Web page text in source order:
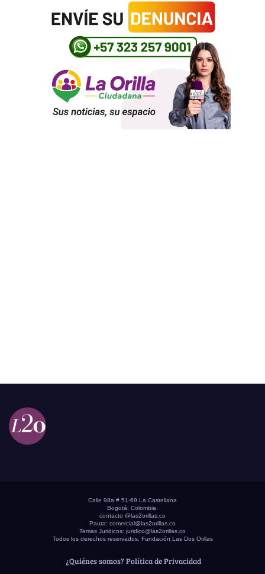
Calle 98a # 51-69 La Castellana
Bogotá, Colombia.
contacto @las2orillas.co
Pauta: comercial@las2orillas.co
Temas Juridicos: juridico@las2orillas.co
Todos los derechos reservados. Fundación Las Dos Orillas
¿Quiénes somos? Política de Privacidad